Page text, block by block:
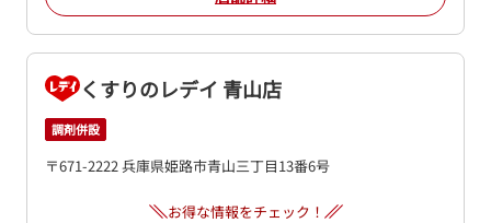
くすりのレデイ 青山店
調剤併設
〒671-2222 兵庫県姫路市青山三丁目13番6号
お得な情報をチェック！